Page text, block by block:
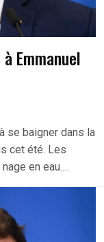
Emmanuel
se baigner dans la
cet été. Les
en eau….